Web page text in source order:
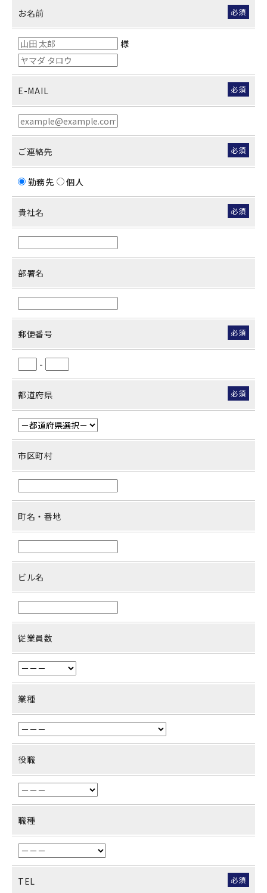
お名前 必須
様
E-MAIL 必須
ご連絡先 必須
勤務先 個人
貴社名 必須
部署名
郵便番号 必須
-
都道府県 必須
市区町村
町名・番地
ビル名
従業員数
業種
役職
職種
TEL 必須